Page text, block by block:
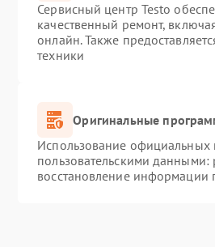
Сервисный центр Testo
качественный ремонт,
онлайн. Также
техники
Оригинальные
Использование официальных
пользовательскими
восстановление информации